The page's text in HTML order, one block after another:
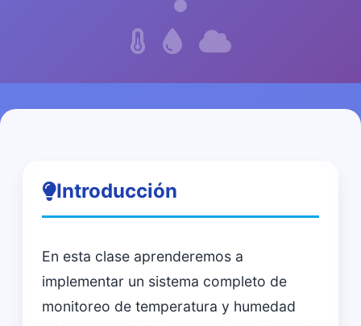
Introducción
En esta clase aprenderemos a
implementar un sistema completo de
monitoreo de temperatura y humedad